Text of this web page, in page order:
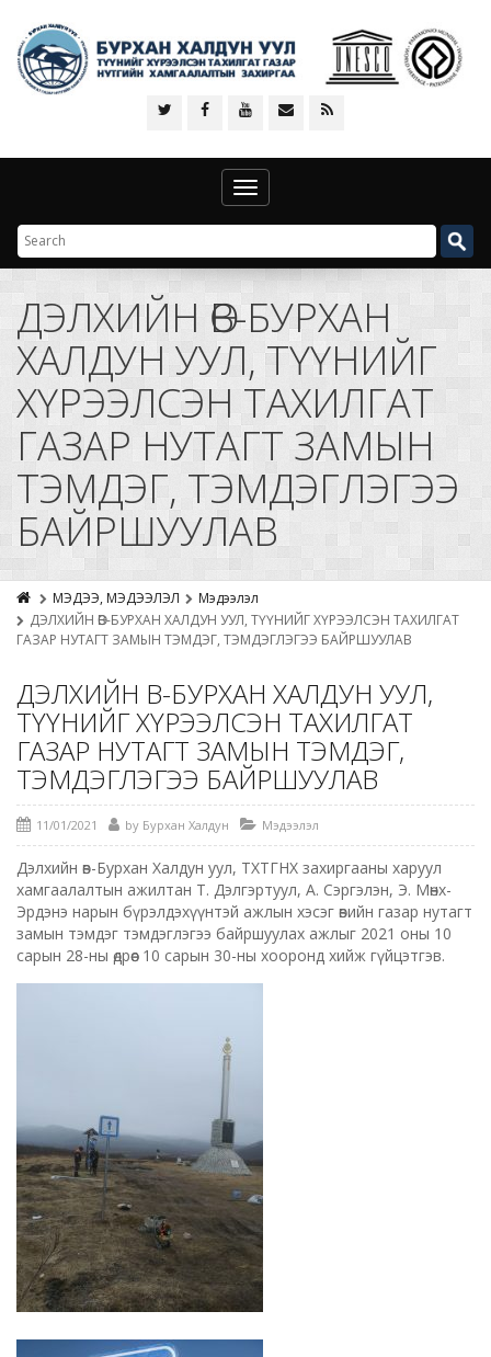
Toggle
navigation
ДЭЛХИЙН ӨВ-БУРХАН
ХАЛДУН УУЛ, ТҮҮНИЙГ
ХҮРЭЭЛСЭН ТАХИЛГАТ
ГАЗАР НУТАГТ ЗАМЫН
ТЭМДЭГ, ТЭМДЭГЛЭГЭЭ
БАЙРШУУЛАВ
МЭДЭЭ, МЭДЭЭЛЭЛ
Мэдээлэл
ДЭЛХИЙН ӨВ-БУРХАН ХАЛДУН УУЛ, ТҮҮНИЙГ ХҮРЭЭЛСЭН ТАХИЛГАТ
ГАЗАР НУТАГТ ЗАМЫН ТЭМДЭГ, ТЭМДЭГЛЭГЭЭ БАЙРШУУЛАВ
ДЭЛХИЙН ӨВ-БУРХАН ХАЛДУН УУЛ,
ТҮҮНИЙГ ХҮРЭЭЛСЭН ТАХИЛГАТ
ГАЗАР НУТАГТ ЗАМЫН ТЭМДЭГ,
ТЭМДЭГЛЭГЭЭ БАЙРШУУЛАВ
11/01/2021 by Бурхан Халдун Мэдээлэл
Дэлхийн өв-Бурхан Халдун уул, ТХТГНХ захиргааны харуул
хамгаалалтын ажилтан Т. Дэлгэртуул, А. Сэргэлэн, Э. Мөнх-
Эрдэнэ нарын бүрэлдэхүүнтэй ажлын хэсэг өвийн газар нутагт
замын тэмдэг тэмдэглэгээ байршуулах ажлыг 2021 оны 10
сарын 28-ны өдрөөс 10 сарын 30-ны хооронд хийж гүйцэтгэв.